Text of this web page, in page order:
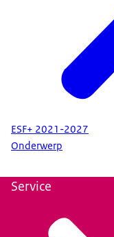
ESF+ 2021-2027
Onderwerp
Service